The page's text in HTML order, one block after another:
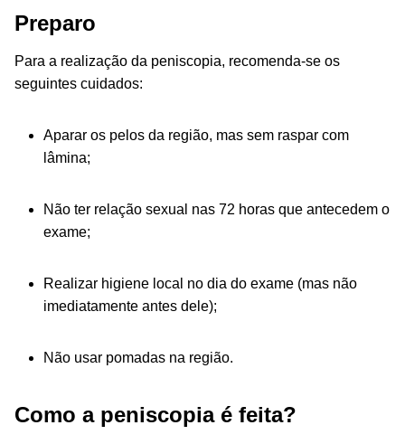
Preparo
Para a realização da peniscopia, recomenda-se os
seguintes cuidados:
Aparar os pelos da região, mas sem raspar com
lâmina;
Não ter relação sexual nas 72 horas que antecedem o
exame;
Realizar higiene local no dia do exame (mas não
imediatamente antes dele);
Não usar pomadas na região.
Como a peniscopia é feita?